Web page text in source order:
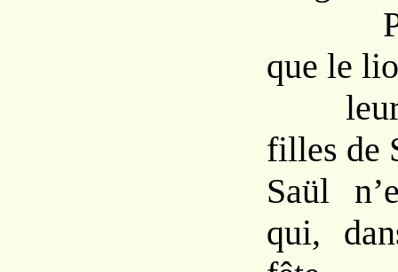
Plus
que le
filles de
Saül
qui,